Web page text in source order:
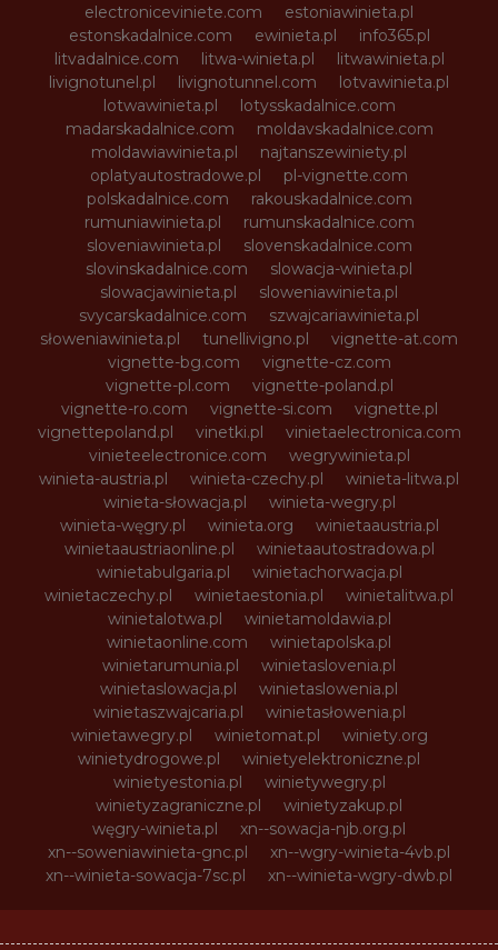
electroniceviniete.com
estoniawinieta.pl
estonskadalnice.com
ewinieta.pl
info365.pl
litvadalnice.com
litwa-winieta.pl
litwawinieta.pl
livignotunel.pl
livignotunnel.com
lotvawinieta.pl
lotwawinieta.pl
lotysskadalnice.com
madarskadalnice.com
moldavskadalnice.com
moldawiawinieta.pl
najtanszewiniety.pl
oplatyautostradowe.pl
pl-vignette.com
polskadalnice.com
rakouskadalnice.com
rumuniawinieta.pl
rumunskadalnice.com
sloveniawinieta.pl
slovenskadalnice.com
slovinskadalnice.com
slowacja-winieta.pl
slowacjawinieta.pl
sloweniawinieta.pl
svycarskadalnice.com
szwajcariawinieta.pl
słoweniawinieta.pl
tunellivigno.pl
vignette-at.com
vignette-bg.com
vignette-cz.com
vignette-pl.com
vignette-poland.pl
vignette-ro.com
vignette-si.com
vignette.pl
vignettepoland.pl
vinetki.pl
vinietaelectronica.com
vinieteelectronice.com
wegrywinieta.pl
winieta-austria.pl
winieta-czechy.pl
winieta-litwa.pl
winieta-słowacja.pl
winieta-wegry.pl
winieta-węgry.pl
winieta.org
winietaaustria.pl
winietaaustriaonline.pl
winietaautostradowa.pl
winietabulgaria.pl
winietachorwacja.pl
winietaczechy.pl
winietaestonia.pl
winietalitwa.pl
winietalotwa.pl
winietamoldawia.pl
winietaonline.com
winietapolska.pl
winietarumunia.pl
winietaslovenia.pl
winietaslowacja.pl
winietaslowenia.pl
winietaszwajcaria.pl
winietasłowenia.pl
winietawegry.pl
winietomat.pl
winiety.org
winietydrogowe.pl
winietyelektroniczne.pl
winietyestonia.pl
winietywegry.pl
winietyzagraniczne.pl
winietyzakup.pl
węgry-winieta.pl
xn--sowacja-njb.org.pl
xn--soweniawinieta-gnc.pl
xn--wgry-winieta-4vb.pl
xn--winieta-sowacja-7sc.pl
xn--winieta-wgry-dwb.pl